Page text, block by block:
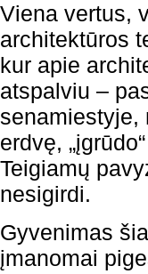
Viena vertus,
architektūros
kur apie
atspalviu –
senamiestyje,
erdvę,
Teigiamų
nesigirdi.
Gyvenimas
įmanomai